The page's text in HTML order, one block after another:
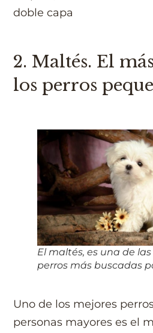
doble capa
2. Maltés. El
los perros
El maltés, es una de
perros más buscadas
Uno de los mejores
personas mayores es el